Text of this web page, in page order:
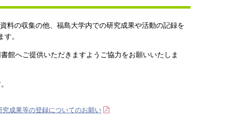
料の収集の他、福島大学内での研究成果や活動の記録を
。
館へご提供いただきますようご協力をお願いいたしま
成果等の登録についてのお願い